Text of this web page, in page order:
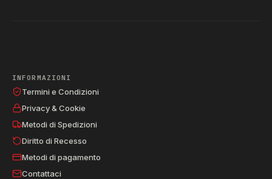
INFORMAZIONI
Termini e Condizioni
Privacy & Cookie
Metodi di Spedizioni
Diritto di Recesso
Metodi di pagamento
Contattaci